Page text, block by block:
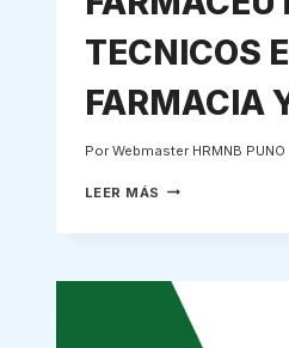
TECNICOS
FARMACIA
Por Webmaster HRMNB PUNO
LEER MÁS RESULTADOS
FARMACEUTICOS,
TECNICOS